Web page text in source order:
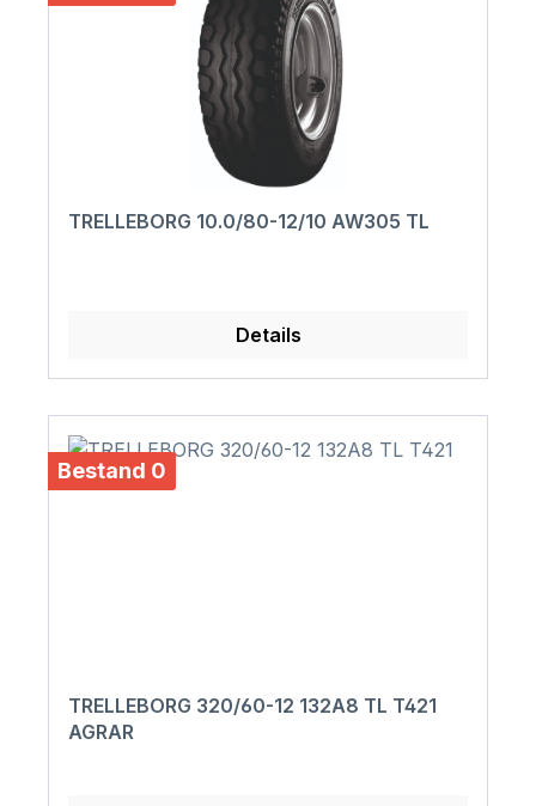
TRELLEBORG 10.0/80-12/10 AW305 TL
Details
Bestand 0
TRELLEBORG 320/60-12 132A8 TL T421
AGRAR